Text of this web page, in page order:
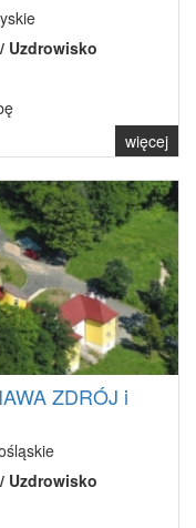
Uzdrowisko
więcej
ZDRÓJ i
Uzdrowisko